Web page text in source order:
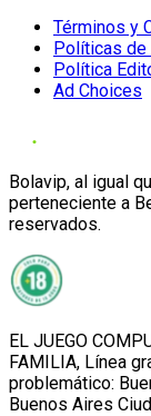
Términos y
Políticas de
Política
Ad Choices
Bolavip, al igual
perteneciente a
reservados.
EL JUEGO
FAMILIA, Línea
problemático:
Buenos Aires